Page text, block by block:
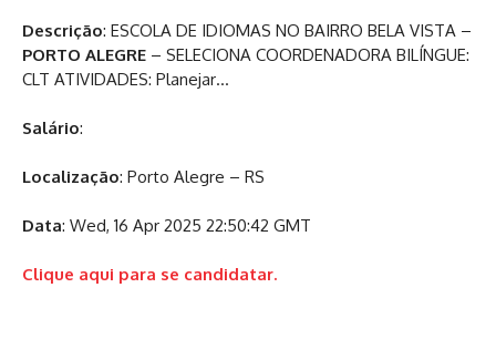
Descrição: ESCOLA DE IDIOMAS NO BAIRRO BELA VISTA –
PORTO ALEGRE – SELECIONA COORDENADORA BILÍNGUE:
CLT ATIVIDADES: Planejar…
Salário:
Localização: Porto Alegre – RS
Data: Wed, 16 Apr 2025 22:50:42 GMT
Clique aqui para se candidatar.